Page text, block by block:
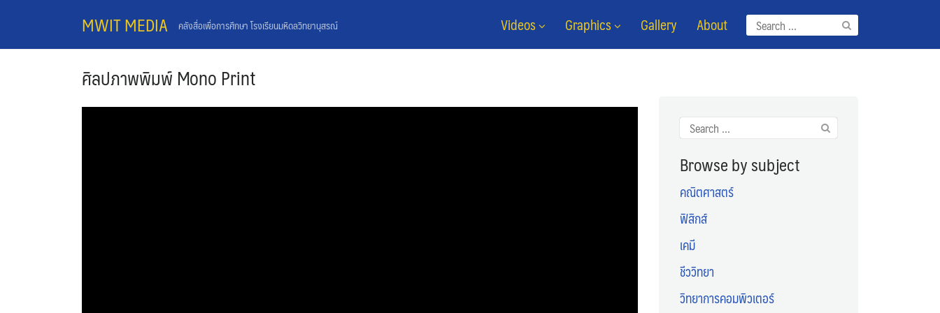
MWIT MEDIA คลังสื่อเพื่อการศึกษา โรงเรียนมหิดลวิทยานุสรณ์
Search
for:
Videos Graphics Gallery About
ศิลปภาพพิมพ์ Mono Print
Search
for:
Browse by subject
คณิตศาสตร์
ฟิสิกส์
เคมี
ชีววิทยา
วิทยาการคอมพิวเตอร์